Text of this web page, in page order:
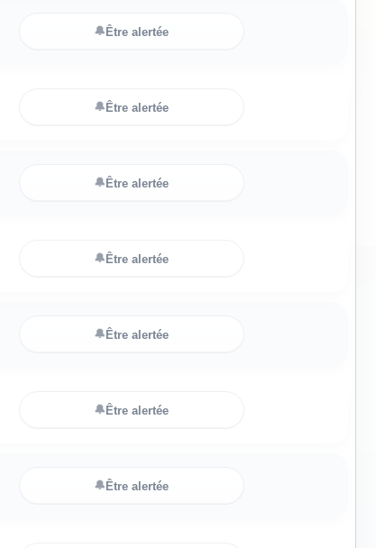
🔔Être alertée
🔔Être alertée
🔔Être alertée
🔔Être alertée
🔔Être alertée
🔔Être alertée
🔔Être alertée